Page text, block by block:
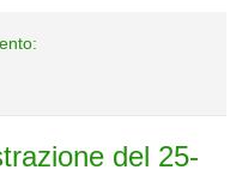
del 25-